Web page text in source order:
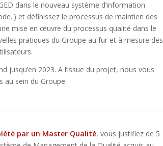
dans le nouveau système d’information
et définissez le processus de maintien des
mise en œuvre du processus qualité dans le
pratiques du Groupe au fur et à mesure des
jusqu’en 2023. A l’issue du projet, nous vous
au sein du Groupe.
par un Master Qualité, vous justifiez de 5